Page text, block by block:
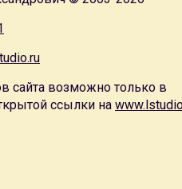
сайта возможно только в
ссылки на